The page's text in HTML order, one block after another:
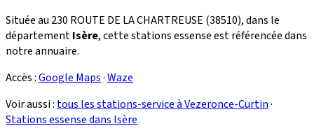
Située au 230 ROUTE DE LA CHARTREUSE (38510), dans le
départementIsère, cette stations essense est référencée dans
notre annuaire.
Accès :Google Maps·Waze
Voir aussi : tous les stations-service à Vezeronce-Curtin·
Stations essense dans Isère